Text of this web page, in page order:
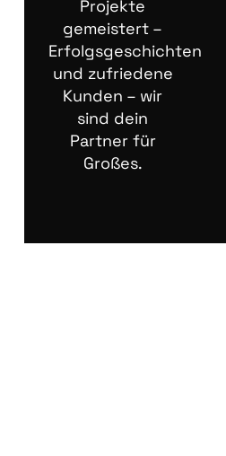
Projekte
gemeistert –
Erfolgsgeschichten
und zufriedene
Kunden – wir
sind dein
Partner für
Großes.